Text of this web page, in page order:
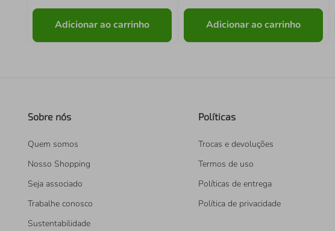
Adicionar ao carrinho Adicionar ao carrinho
Sobre nós
Quem somos
Nosso Shopping
Seja associado
Trabalhe conosco
Sustentabilidade
Políticas
Trocas e devoluções
Termos de uso
Políticas de entrega
Política de privacidade